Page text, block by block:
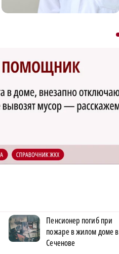
Пенсионер погиб при
пожаре в жилом доме в
Сеченове